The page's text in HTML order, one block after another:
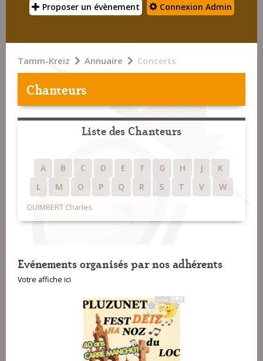
Proposer un évènement Connexion Admin
Tamm-Kreiz Annuaire Concerts
Chanteurs
Liste des Chanteurs
A B C D E F G H J
K
L
M O P Q R S T V W
QUIMBERT Charles
Evénements organisés par nos adhérents
Votre affiche ici